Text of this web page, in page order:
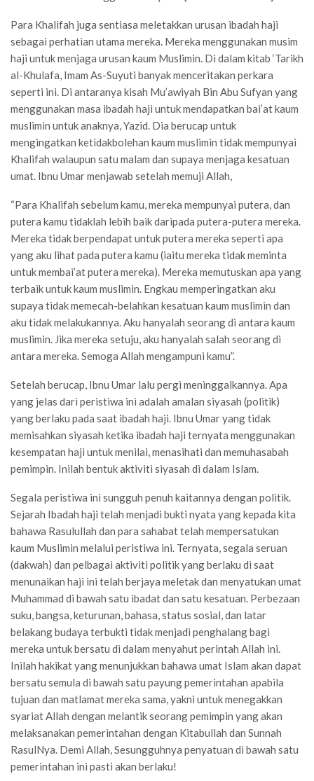
Para Khalifah juga sentiasa meletakkan urusan ibadah haji
sebagai perhatian utama mereka. Mereka menggunakan musim
haji untuk menjaga urusan kaum Muslimin. Di dalam kitab ‘Tarikh
al-Khulafa, Imam As-Suyuti banyak menceritakan perkara
seperti ini. Di antaranya kisah Mu’awiyah Bin Abu Sufyan yang
menggunakan masa ibadah haji untuk mendapatkan bai’at kaum
muslimin untuk anaknya, Yazid. Dia berucap untuk
mengingatkan ketidakbolehan kaum muslimin tidak mempunyai
Khalifah walaupun satu malam dan supaya menjaga kesatuan
umat. Ibnu Umar menjawab setelah memuji Allah,
“Para Khalifah sebelum kamu, mereka mempunyai putera, dan
putera kamu tidaklah lebih baik daripada putera-putera mereka.
Mereka tidak berpendapat untuk putera mereka seperti apa
yang aku lihat pada putera kamu (iaitu mereka tidak meminta
untuk membai’at putera mereka). Mereka memutuskan apa yang
terbaik untuk kaum muslimin. Engkau memperingatkan aku
supaya tidak memecah-belahkan kesatuan kaum muslimin dan
aku tidak melakukannya. Aku hanyalah seorang di antara kaum
muslimin. Jika mereka setuju, aku hanyalah salah seorang di
antara mereka. Semoga Allah mengampuni kamu”.
Setelah berucap, Ibnu Umar lalu pergi meninggalkannya. Apa
yang jelas dari peristiwa ini adalah amalan siyasah (politik)
yang berlaku pada saat ibadah haji. Ibnu Umar yang tidak
memisahkan siyasah ketika ibadah haji ternyata menggunakan
kesempatan haji untuk menilai, menasihati dan memuhasabah
pemimpin. Inilah bentuk aktiviti siyasah di dalam Islam.
Segala peristiwa ini sungguh penuh kaitannya dengan politik.
Sejarah Ibadah haji telah menjadi bukti nyata yang kepada kita
bahawa Rasulullah dan para sahabat telah mempersatukan
kaum Muslimin melalui peristiwa ini. Ternyata, segala seruan
(dakwah) dan pelbagai aktiviti politik yang berlaku di saat
menunaikan haji ini telah berjaya meletak dan menyatukan umat
Muhammad di bawah satu ibadat dan satu kesatuan. Perbezaan
suku, bangsa, keturunan, bahasa, status sosial, dan latar
belakang budaya terbukti tidak menjadi penghalang bagi
mereka untuk bersatu di dalam menyahut perintah Allah ini.
Inilah hakikat yang menunjukkan bahawa umat Islam akan dapat
bersatu semula di bawah satu payung pemerintahan apabila
tujuan dan matlamat mereka sama, yakni untuk menegakkan
syariat Allah dengan melantik seorang pemimpin yang akan
melaksanakan pemerintahan dengan Kitabullah dan Sunnah
RasulNya. Demi Allah, Sesungguhnya penyatuan di bawah satu
pemerintahan ini pasti akan berlaku!